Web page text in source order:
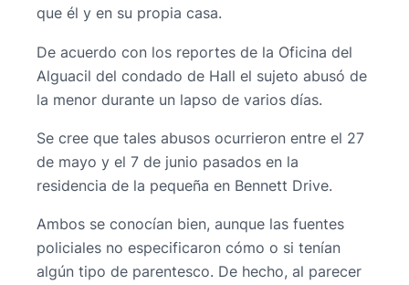
que él y en su propia casa.
De acuerdo con los reportes de la Oficina del
Alguacil del condado de Hall el sujeto abusó de
la menor durante un lapso de varios días.
Se cree que tales abusos ocurrieron entre el 27
de mayo y el 7 de junio pasados en la
residencia de la pequeña en Bennett Drive.
Ambos se conocían bien, aunque las fuentes
policiales no especificaron cómo o si tenían
algún tipo de parentesco. De hecho, al parecer